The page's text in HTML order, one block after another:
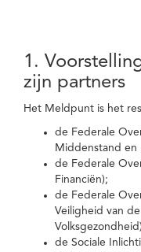
1.
zijn partners
Het Meldpunt is het
de Federale
Middenstand en
de Federale
Financiën);
de Federale
Veiligheid van
de Sociale